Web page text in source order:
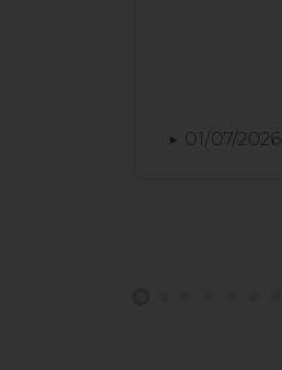
01/07/2026